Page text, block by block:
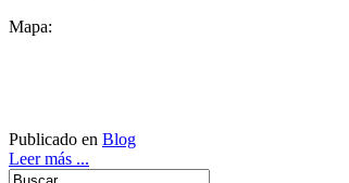
Mapa:
Publicado en Blog
Leer más ...